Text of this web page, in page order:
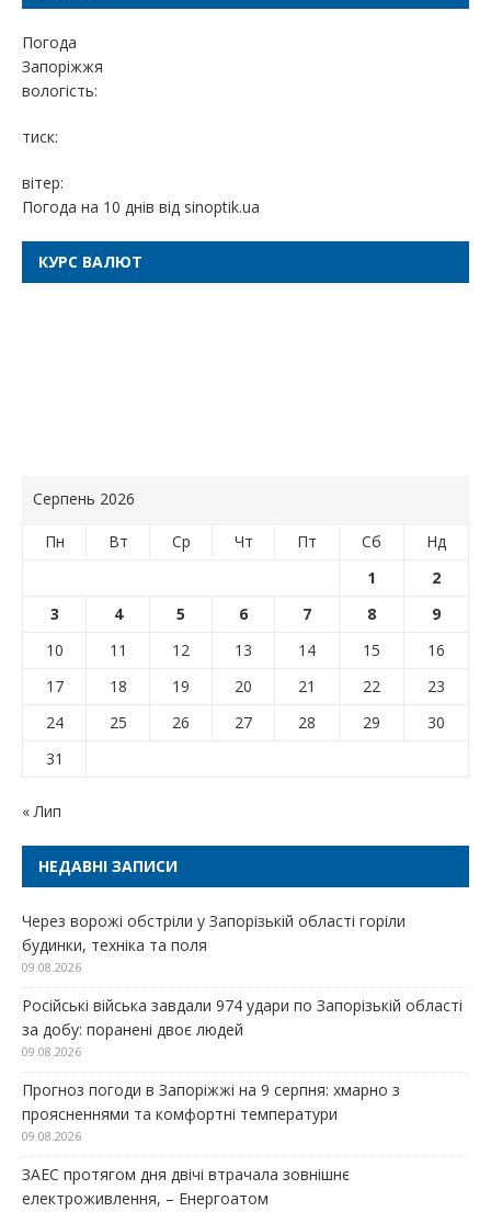
Погода
Запоріжжя
вологість:
тиск:
вітер:
Погода на 10 днів від sinoptik.ua
КУРС ВАЛЮТ
Серпень 2026
Пн Вт Ср Чт Пт Сб
Нд
1
2
3
4 5 6 7 8
9
10
11 12 13 14 15
16
17
18 19 20 21 22
23
24
25 26 27 28 29
30
31
« Лип
НЕДАВНІ ЗАПИСИ
Через ворожі обстріли у Запорізькій області горіли
будинки, техніка та поля
09.08.2026
Російські війська завдали 974 удари по Запорізькій області
за добу: поранені двоє людей
09.08.2026
Прогноз погоди в Запоріжжі на 9 серпня: хмарно з
проясненнями та комфортні температури
09.08.2026
ЗАЕС протягом дня двічі втрачала зовнішнє
електроживлення, – Енергоатом